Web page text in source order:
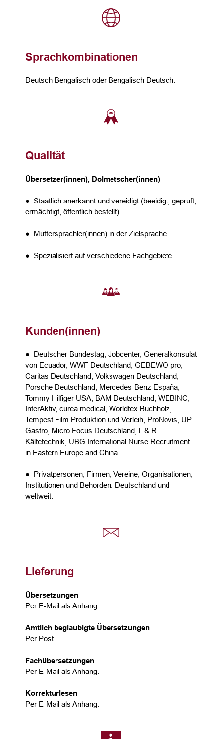
Sprachkombinationen
Deutsch Bengalisch oder Bengalisch Deutsch.
Qualität
Übersetzer(innen), Dolmetscher(innen)
● Staatlich anerkannt und vereidigt (beeidigt, geprüft,
ermächtigt, öffentlich bestellt).
● Muttersprachler(innen) in der Zielsprache.
● Spezialisiert auf verschiedene Fachgebiete.
Kunden(innen)
● Deutscher Bundestag, Jobcenter, Generalkonsulat
von Ecuador, WWF Deutschland, GEBEWO pro,
Caritas Deutschland, Volkswagen Deutschland,
Porsche Deutschland, Mercedes-Benz España,
Tommy Hilfiger USA, BAM Deutschland, WEBINC,
InterAktiv, curea medical, Worldtex Buchholz,
Tempest Film Produktion und Verleih, ProNovis, UP
Gastro, Micro Focus Deutschland, L & R
Kältetechnik, UBG International Nurse Recruitment
in Eastern Europe and China.
● Privatpersonen, Firmen, Vereine, Organisationen,
Institutionen und Behörden. Deutschland und
weltweit.
Lieferung
Übersetzungen
Per E-Mail als Anhang.
Amtlich beglaubigte Übersetzungen
Per Post.
Fachübersetzungen
Per E-Mail als Anhang.
Korrekturlesen
Per E-Mail als Anhang.